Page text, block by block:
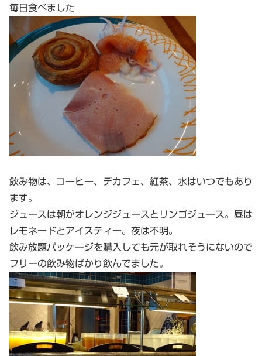
毎日食べました
飲み物は、コーヒー、デカフェ、紅茶、水はいつでもあり
ます。
ジュースは朝がオレンジジュースとリンゴジュース。昼は
レモネードとアイスティー。夜は不明。
飲み放題パッケージを購入しても元が取れそうにないので
フリーの飲み物ばかり飲んでました。